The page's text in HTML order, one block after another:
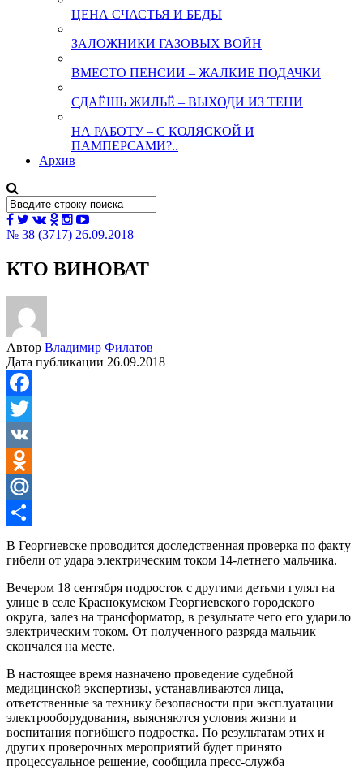
ЦЕНА СЧАСТЬЯ И БЕДЫ
ЗАЛОЖНИКИ ГАЗОВЫХ ВОЙН
ВМЕСТО ПЕНСИИ – ЖАЛКИЕ ПОДАЧКИ
СДАЁШЬ ЖИЛЬЁ – ВЫХОДИ ИЗ ТЕНИ
НА РАБОТУ – С КОЛЯСКОЙ И
ПАМПЕРСАМИ?..
Архив
№ 38 (3717) 26.09.2018
КТО ВИНОВАТ
Автор Владимир Филатов
Дата публикации 26.09.2018
Facebook
Twitter
VK
Odnoklassniki
Mail.Ru
Отправить
В Георгиевске проводится доследственная проверка по факту
гибели от удара электрическим током 14-летнего мальчика.
Вечером 18 сентября подросток с другими детьми гулял на
улице в селе Краснокумском Георгиевского городского
округа, залез на трансформатор, в результате чего его ударило
электрическим током. От полученного разряда мальчик
скончался на месте.
В настоящее время назначено проведение судебной
медицинской экспертизы, устанавливаются лица,
ответственные за технику безопасности при эксплуатации
электрооборудования, выясняются условия жизни и
воспитания погибшего подростка. По результатам этих и
других проверочных мероприятий будет принято
процессуальное решение, сообщила пресс-служба